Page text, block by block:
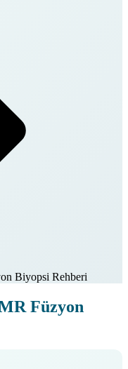
Biyopsi Rehberi
Füzyon